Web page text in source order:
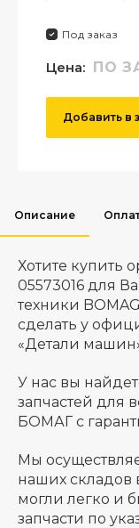
Под заказ
Цена: ПО
Добавить в
Описание
Хотите купить
05573016 для
техники
сделать у
«Детали
У нас вы
запчастей для
БОМАГ с
Мы
наших складов
могли легко и
запчасти по